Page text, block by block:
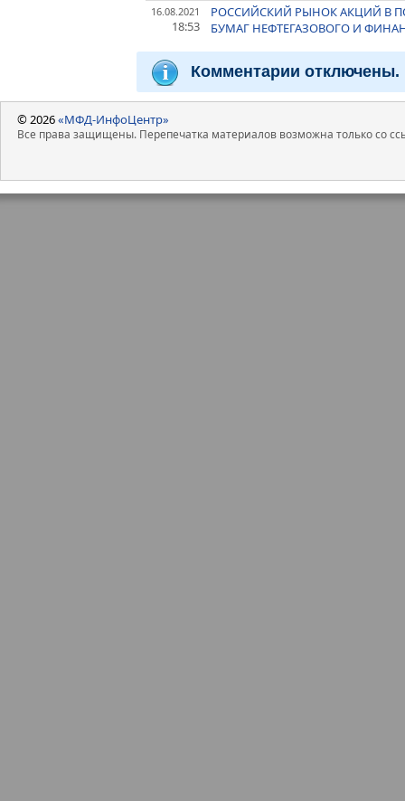
16.08.2021
18:53
РОССИЙСКИЙ РЫНОК АКЦИЙ В
БУМАГ НЕФТЕГАЗОВОГО И
Комментарии отключены.
© 2026«МФД-ИнфоЦентр»
Все права защищены. Перепечатка материалов возможна только со